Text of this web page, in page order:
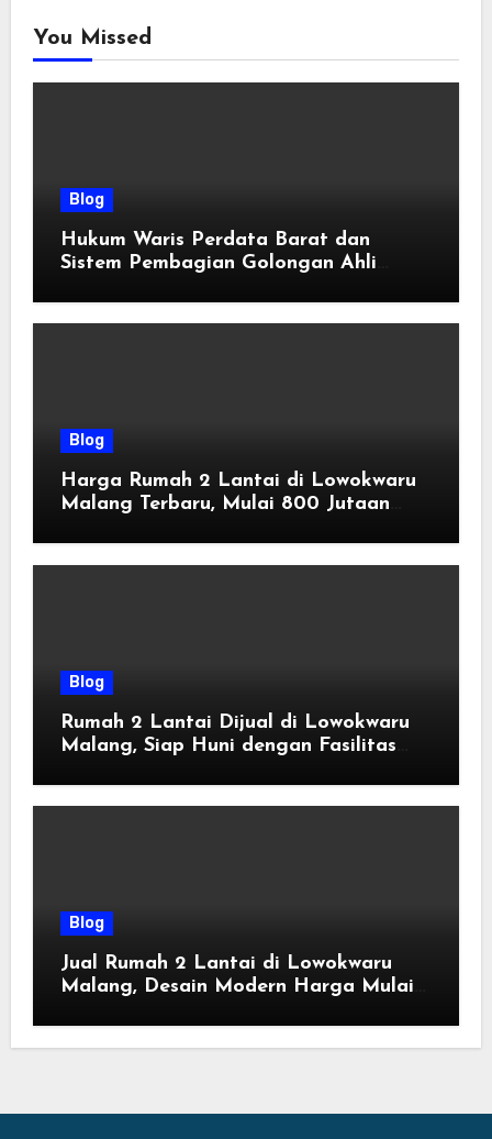
You Missed
Blog
Hukum Waris Perdata Barat dan
Sistem Pembagian Golongan Ahli
Blog
Harga Rumah 2 Lantai di Lowokwaru
Malang Terbaru, Mulai 800 Jutaan
Blog
Rumah 2 Lantai Dijual di Lowokwaru
Malang, Siap Huni dengan Fasilitas
Blog
Jual Rumah 2 Lantai di Lowokwaru
Malang, Desain Modern Harga Mulai